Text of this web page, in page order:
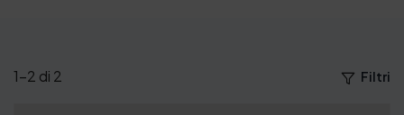
1–2 di 2 Filtri